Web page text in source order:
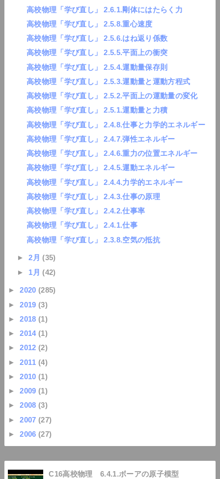
高校物理「学び直し」 2.6.1.剛体にはたらく力
高校物理「学び直し」 2.5.8.重心速度
高校物理「学び直し」 2.5.6.はね返り係数
高校物理「学び直し」 2.5.5.平面上の衝突
高校物理「学び直し」 2.5.4.運動量保存則
高校物理「学び直し」 2.5.3.運動量と運動方程式
高校物理「学び直し」 2.5.2.平面上の運動量の変化
高校物理「学び直し」 2.5.1.運動量と力積
高校物理「学び直し」 2.4.8.仕事と力学的エネルギー
高校物理「学び直し」 2.4.7.弾性エネルギー
高校物理「学び直し」 2.4.6.重力の位置エネルギー
高校物理「学び直し」 2.4.5.運動エネルギー
高校物理「学び直し」 2.4.4.力学的エネルギー
高校物理「学び直し」 2.4.3.仕事の原理
高校物理「学び直し」 2.4.2.仕事率
高校物理「学び直し」 2.4.1.仕事
高校物理「学び直し」 2.3.8.空気の抵抗
►2月 (35)
► 1月 (42)
►2020 (285)
►2019 (3)
►2018 (1)
►2014 (1)
►2012 (2)
►2011 (4)
►2010 (1)
►2009 (1)
►2008 (3)
►2007 (27)
►2006 (27)
C16高校物理 6.4.1.ボーアの原子模型